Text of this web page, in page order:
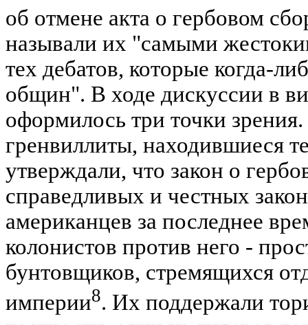
об отмене акта о гербовом
называли их "самыми
тех дебатов, которые когда-
общин". В ходе дискуссии в
оформилось три точки
гренвиллиты, находившиеся
утверждали, что закон о
справедливых и честных
американцев за последнее
колонистов против него -
бунтовщиков, стремящихся
империи8. Их поддержали